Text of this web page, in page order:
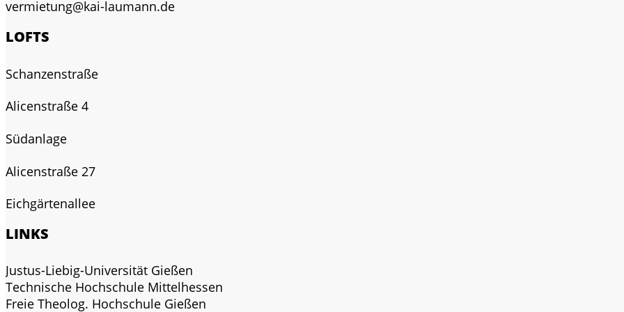
vermietung@kai-laumann.de
LOFTS
Schanzenstraße
Alicenstraße 4
Südanlage
Alicenstraße 27
Eichgärtenallee
LINKS
Justus-Liebig-Universität Gießen
Technische Hochschule Mittelhessen
Freie Theolog. Hochschule Gießen